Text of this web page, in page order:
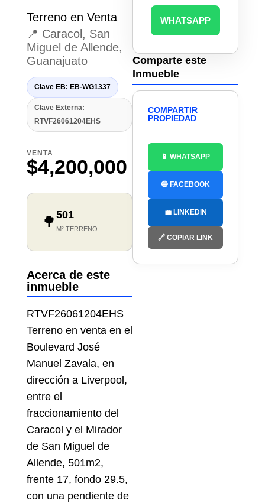
Terreno en Venta
📍 Caracol, San
Miguel de Allende,
Guanajuato
Clave EB: EB-WG1337
Clave Externa:
RTVF26061204EHS
VENTA
$4,200,000
🌳 501
M² TERRENO
Acerca de este
inmueble
RTVF26061204EHS
Terreno en venta en el
Boulevard José
Manuel Zavala, en
dirección a Liverpool,
entre el
fraccionamiento del
Caracol y el Mirador
de San Miguel de
Allende, 501m2,
frente 17, fondo 29.5,
con una pendiente de
WHATSAPP
Comparte este
Inmueble
COMPARTIR
PROPIEDAD
📱 WHATSAPP
🔵 FACEBOOK
💼 LINKEDIN
🔗 COPIAR LINK